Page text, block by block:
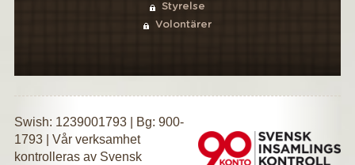
Styrelse
Volontärer
Swish: 1239001793 | Bg: 900-
1793 | Vår verksamhet
kontrolleras av Svensk